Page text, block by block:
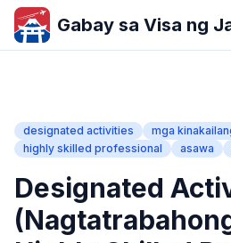
Gabay sa Visa ng
designated activities
mga
highly skilled professional
asawa
Designated